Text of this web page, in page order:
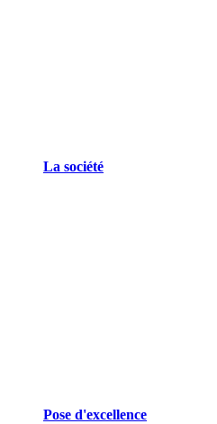
La société
Pose d'excellence